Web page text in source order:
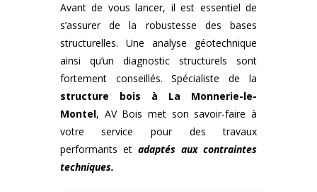
Avant de vous lancer, il est essentiel de
s’assurer de la robustesse des bases
structurelles. Une analyse géotechnique
ainsi qu’un diagnostic structurels sont
fortement conseillés. Spécialiste de la
structure bois
à
La Monnerie-le-
Montel, AV Bois met son savoir-faire à
votre service pour des travaux
performants et adaptés aux contraintes
techniques.